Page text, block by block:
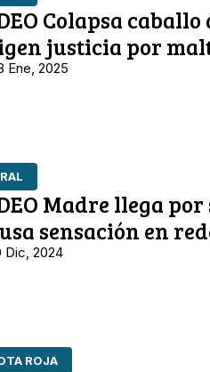
Colapsa
justicia por
Ene, 2025
Madre llega
sensación en
Dic, 2024
ROJA